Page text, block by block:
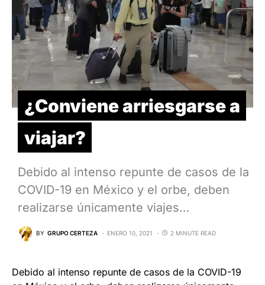
¿Conviene arriesgarse a
viajar?
Debido al intenso repunte de casos de la
COVID-19 en México y el orbe, deben
realizarse únicamente viajes…
BY GRUPO CERTEZA ENERO 10, 2021 2 MINUTE READ
Debido al intenso repunte de casos de la COVID-19